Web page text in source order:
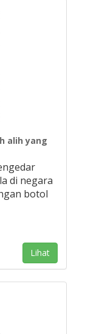
alih yang
di negara
botol
Lihat